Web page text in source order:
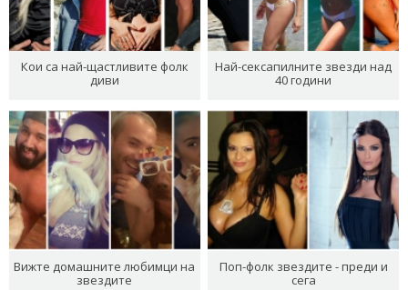
Кои са най-щастливите фолк
диви
Най-сексапилните звезди над
40 години
Вижте домашните любимци на
звездите
Поп-фолк звездите - преди и
сега